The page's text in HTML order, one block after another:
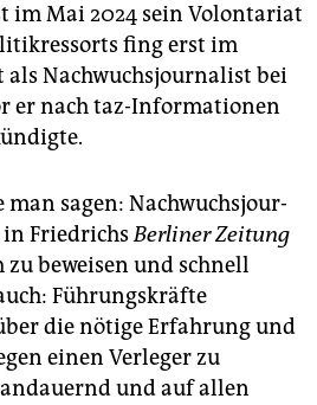
im Mai 2024 sein Volontariat
fing erst im
als Nachwuchsjournalist bei
er nach taz-Informationen
sagen: Nach­wuchs­jour­
FriedrichsBerliner Zeitung
zu beweisen und schnell
Führungskräfte
die nötige Erfahrung und
einen Verleger zu
und auf allen